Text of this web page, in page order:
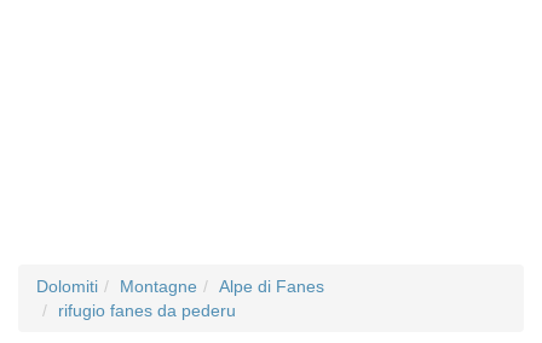
Dolomiti Montagne
Alpe di Fanes
rifugio fanes da pederu